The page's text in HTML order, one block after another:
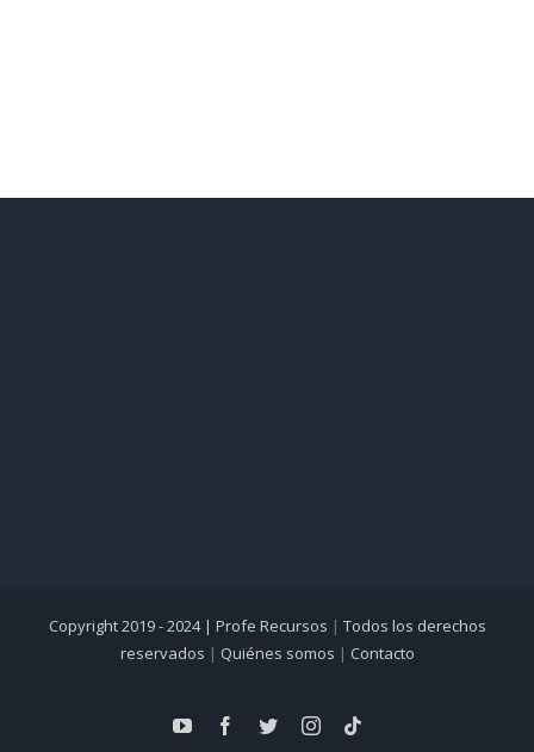
Copyright 2019 - 2024 | Profe Recursos | Todos los derechos
reservados | Quiénes somos | Contacto
YouTubeFacebook
TwitterInstagram
Tiktok